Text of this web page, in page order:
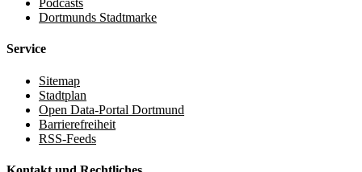
Podcasts
Dortmunds Stadtmarke
Service
Sitemap
Stadtplan
Open Data-Portal Dortmund
Barrierefreiheit
RSS-Feeds